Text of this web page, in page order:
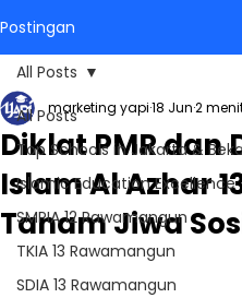
Postingan
All Posts
Top Schools in Jakarta &
Islamic Education Excellence
SMPIA 12 Rawamangun
TKIA 13 Rawamangun
SDIA 13 Rawamangun
All Posts
Diklat PMR dan
Islam Al Azhar
Tanam Jiwa
marketing yapi18 Jun2